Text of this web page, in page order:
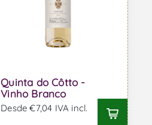
Quinta do Côtto -
Vinho Branco
Desde €7,04 IVA incl.